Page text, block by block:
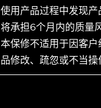
使用产品过程中发现
将承担6个月内的质量
本保修不适用于因客
品修改、疏忽或不当操